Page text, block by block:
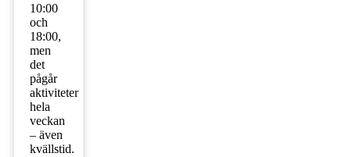
10:00
och
18:00,
men
det
pågår
aktiviteter
hela
veckan
– även
kvällstid.